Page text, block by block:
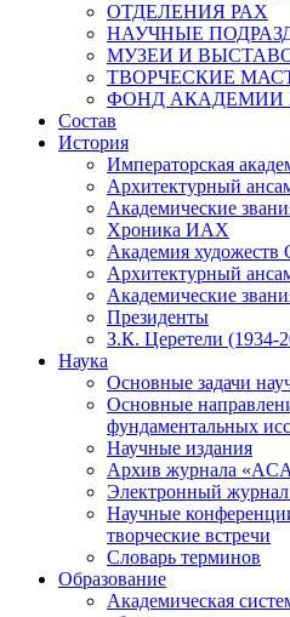
ОТДЕЛЕНИЯ РАХ
НАУЧНЫЕ
МУЗЕИ И
ТВОРЧЕСКИЕ
ФОНД АКАДЕМИИ
Состав
История
Императорская
Архитектурный
Академические
Хроника ИАХ
Академия
Архитектурный
Академические
Президенты
З.К. Церетели (1934-
Наука
Основные задачи
Основные
фундаментальных
Научные издания
Архив журнала
Электронный
Научные
творческие встречи
Словарь терминов
Образование
Академическая